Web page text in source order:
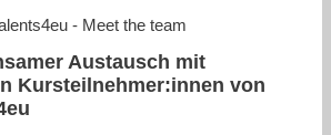
Austausch mit
Kursteilnehmer:innen von